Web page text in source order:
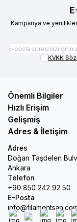
Kampanya ve
KVKK
Önemli Bilgiler
Hızlı Erişim
Gelişmiş
Adres & İletişim
Adres
Doğan Taşdelen
Ankara
Telefon
+90 850 242 92 50
E-Posta